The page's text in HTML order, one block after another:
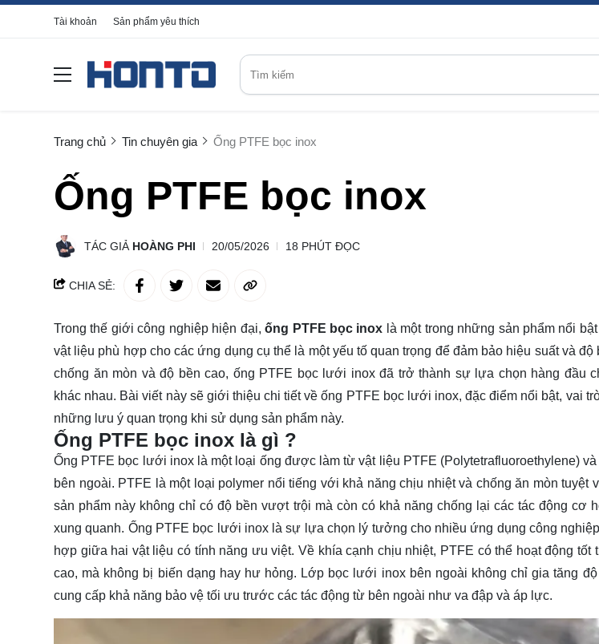
Tài khoản Sản phẩm yêu thích
Trang chủ Tin chuyên gia Ống PTFE bọc inox
Ống PTFE bọc inox
TÁC GIẢ HOÀNG PHI 20/05/2026 18 PHÚT ĐỌC
CHIA SẺ:
Trong thế giới công nghiệp hiện đại,ống PTFE bọc inox là một trong những sản phẩm nổi
vật liệu phù hợp cho các ứng dụng cụ thể là một yếu tố quan trọng để đảm bảo hiệu suất và
chống ăn mòn và độ bền cao, ống PTFE bọc lưới inox đã trở thành sự lựa chọn hàng đầu
khác nhau. Bài viết này sẽ giới thiệu chi tiết về ống PTFE bọc lưới inox, đặc điểm nổi bật, vai
những lưu ý quan trọng khi sử dụng sản phẩm này.
Ống PTFE bọc inox là gì ?
Ống PTFE bọc lưới inox là một loại ống được làm từ vật liệu PTFE (Polytetrafluoroethylene)
bên ngoài. PTFE là một loại polymer nổi tiếng với khả năng chịu nhiệt và chống ăn mòn
sản phẩm này không chỉ có độ bền vượt trội mà còn có khả năng chống lại các tác động cơ
xung quanh. Ống PTFE bọc lưới inox là sự lựa chọn lý tưởng cho nhiều ứng dụng công
hợp giữa hai vật liệu có tính năng ưu việt. Về khía cạnh chịu nhiệt, PTFE có thể hoạt động tốt
cao, mà không bị biến dạng hay hư hỏng. Lớp bọc lưới inox bên ngoài không chỉ gia tăng
cung cấp khả năng bảo vệ tối ưu trước các tác động từ bên ngoài như va đập và áp lực.